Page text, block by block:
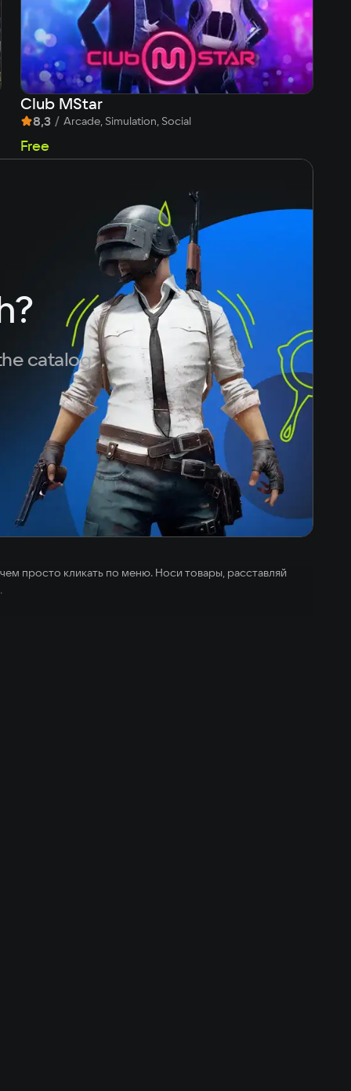
Club MStar
8,3 / Arcade, Simulation, Social
Free
catalog
просто кликать по меню. Носи товары, расставляй
можно сломать. Беспорядок в лавке отпугивает